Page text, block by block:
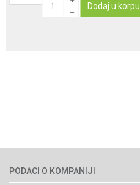
Dodaj u korpu
PODACI O KOMPANIJI